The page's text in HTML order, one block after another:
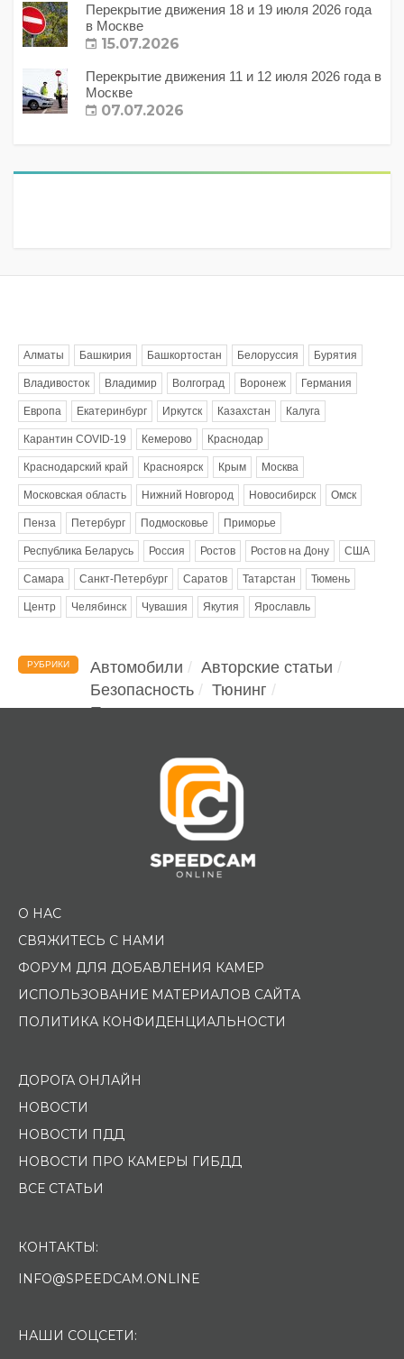
Перекрытие движения 18 и 19 июля 2026 года
в Москве
15.07.2026
Перекрытие движения 11 и 12 июля 2026 года в
Москве
07.07.2026
Алматы Башкирия Башкортостан Белоруссия Бурятия
Владивосток Владимир Волгоград Воронеж Германия
Европа Екатеринбург Иркутск Казахстан Калуга
Карантин COVID-19 Кемерово Краснодар
Краснодарский край Красноярск Крым Москва
Московская область Нижний Новгород Новосибирск Омск
Пенза Петербург Подмосковье Приморье
Республика Беларусь Россия Ростов Ростов на Дону США
Самара Санкт-Петербург Саратов Татарстан Тюмень
Центр Челябинск Чувашия Якутия Ярославль
РУБРИКИ Автомобили
Авторские статьи
Безопасность
Тюнинг
Помощь водителю
О НАС
СВЯЖИТЕСЬ С НАМИ
ФОРУМ ДЛЯ ДОБАВЛЕНИЯ КАМЕР
ИСПОЛЬЗОВАНИЕ МАТЕРИАЛОВ САЙТА
ПОЛИТИКА КОНФИДЕНЦИАЛЬНОСТИ
ДОРОГА ОНЛАЙН
НОВОСТИ
НОВОСТИ ПДД
НОВОСТИ ПРО КАМЕРЫ ГИБДД
ВСЕ СТАТЬИ
КОНТАКТЫ:
INFO@SPEEDCAM.ONLINE
НАШИ СОЦСЕТИ: